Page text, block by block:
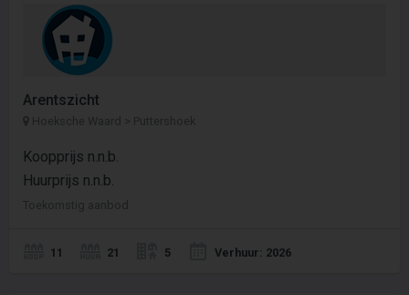
Arentszicht
Hoeksche Waard > Puttershoek
Koopprijs n.n.b.
Huurprijs n.n.b.
Toekomstig aanbod
11 21 5 Verhuur: 2026